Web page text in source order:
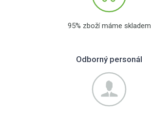
95% zboží máme skladem
Odborný personál